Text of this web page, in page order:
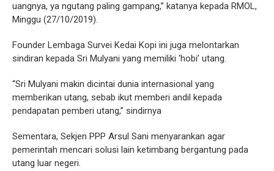
uangnya, ya ngutang paling gampang,” katanya kepada RMOL,
Minggu (27/10/2019).
Founder Lembaga Survei Kedai Kopi ini juga melontarkan
sindiran kepada Sri Mulyani yang memiliki ‘hobi’ utang.
“Sri Mulyani makin dicintai dunia internasional yang
memberikan utang, sebab ikut memberi andil kepada
pendapatan pemberi utang,” sindirnya
Sementara, Sekjen PPP Arsul Sani menyarankan agar
pemerintah mencari solusi lain ketimbang bergantung pada
utang luar negeri.